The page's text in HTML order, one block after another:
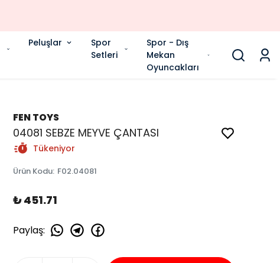
Peluşlar
Spor
Setleri
Spor - Dış
Mekan
Oyuncakları
FEN TOYS
04081 SEBZE MEYVE ÇANTASI
Tükeniyor
Ürün Kodu: F02.04081
₺ 451.71
Paylaş: